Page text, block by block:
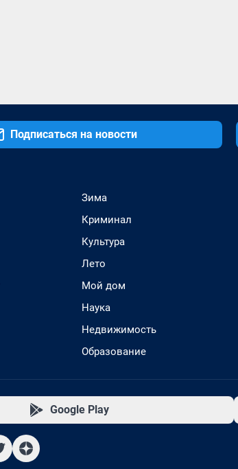
Подписаться на новости
Зима
Криминал
Культура
Лето
Мой дом
Наука
Недвижимость
Образование
Google Play